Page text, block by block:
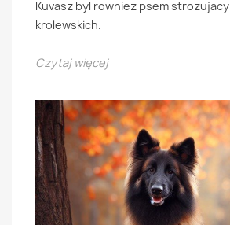
Kuvasz byl rowniez psem
krolewskich.
Czytaj więcej